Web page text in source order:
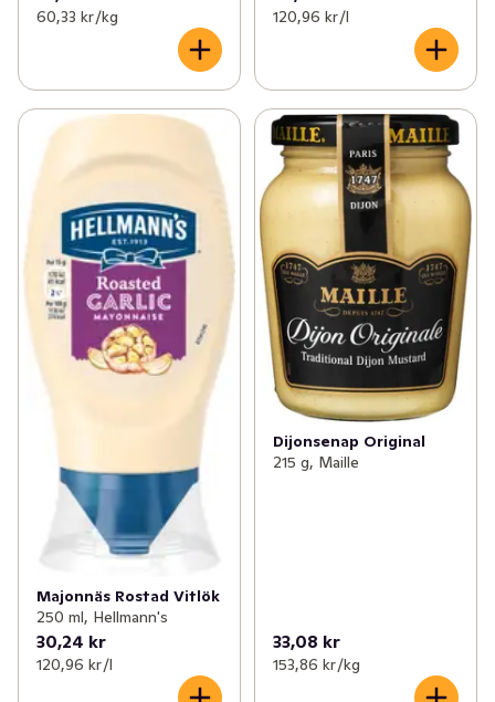
60,33 kr /kg 120,96 kr /l
Majonnäs Rostad Vitlök
250 ml, Hellmann's
30,24 kr
120,96 kr /l
Dijonsenap Original
215 g, Maille
33,08 kr
153,86 kr /kg